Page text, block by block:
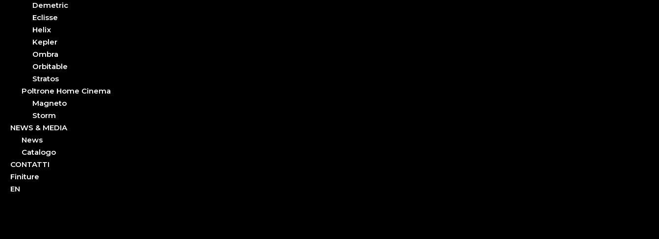
Demetric
Eclisse
Helix
Kepler
Ombra
Orbitable
Stratos
Poltrone Home Cinema
Magneto
Storm
NEWS & MEDIA
News
Catalogo
CONTATTI
Finiture
EN